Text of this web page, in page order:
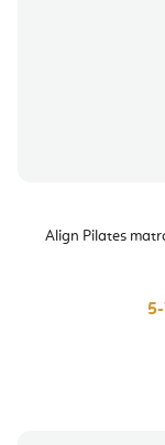
Align Pilates